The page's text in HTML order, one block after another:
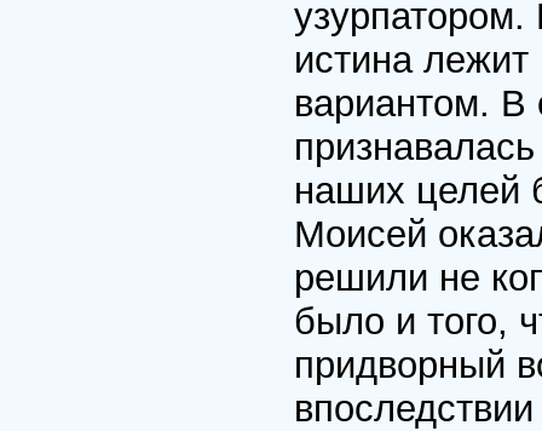
истина
вариантом. В
наших целей
Моисей
решили не
было и того,
придворный